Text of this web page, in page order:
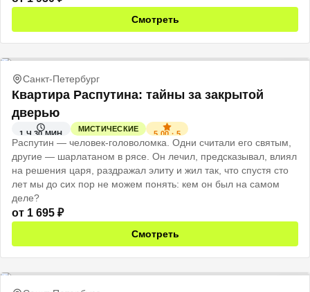
Смотреть
Санкт-Петербург
Квартира Распутина: тайны за закрытой
дверью
1 Ч 30 МИН
МИСТИЧЕСКИЕ
5.00· 5
Распутин — человек-головоломка. Одни считали его святым,
другие — шарлатаном в рясе. Он лечил, предсказывал, влиял
на решения царя, раздражал элиту и жил так, что спустя сто
лет мы до сих пор не можем понять: кем он был на самом
деле?
от 1 695 ₽
Смотреть